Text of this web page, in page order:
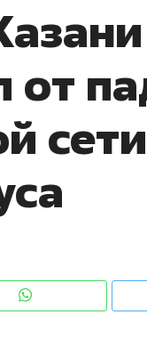
от
сети
может
на зарубежные
знать аксакалов и